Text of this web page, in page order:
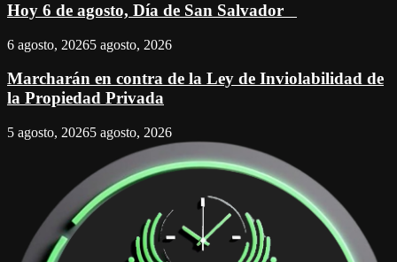
Hoy 6 de agosto, Día de San Salvador
6 agosto, 20265 agosto, 2026
Marcharán en contra de la Ley de Inviolabilidad de
la Propiedad Privada
5 agosto, 20265 agosto, 2026